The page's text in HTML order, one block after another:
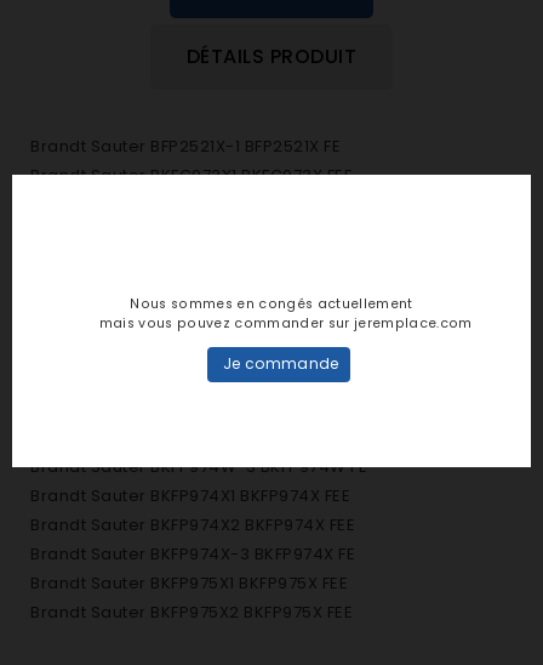
DÉTAILS PRODUIT
Brandt Sauter BFP2521X-1 BFP2521X FE
Brandt Sauter BKFC973X1 BKFC973X FEE
Brandt Sauter BKFP973X-3 BKFP973X FE
Brandt Sauter BKFP974B1 BKFP974B FEE
Brandt Sauter BKFP974B2 BKFP974B FEE
Brandt Sauter BKFP974B-3 BKFP974B FE
Brandt Sauter BKFP974W-3 BKFP974W FE
Brandt Sauter BKFP974X1 BKFP974X FEE
Brandt Sauter BKFP974X2 BKFP974X FEE
Brandt Sauter BKFP974X-3 BKFP974X FE
Brandt Sauter BKFP975X1 BKFP975X FEE
Brandt Sauter BKFP975X2 BKFP975X FEE
Nous sommes en congés actuellement
mais vous pouvez commander sur jeremplace.com
Je commande